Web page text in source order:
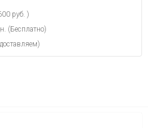
руб. )
(Бесплатно)